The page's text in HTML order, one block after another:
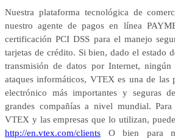
Nuestra plataforma tecnológica de
nuestro agente de pagos en línea
certificación PCI DSS para el manejo
tarjetas de crédito. Si bien, dado el estado
transmisión de datos por Internet, ningún
ataques informáticos, VTEX es una de las
electrónico más importantes y seguras
grandes compañías a nivel mundial.
VTEX y las empresas que lo utilizan,
http://en.vtex.com/clients O bien para